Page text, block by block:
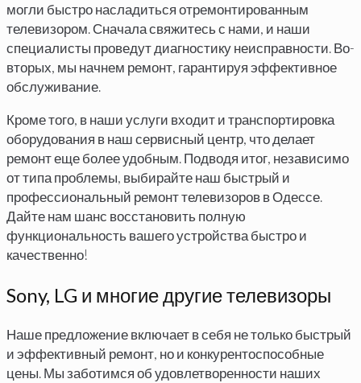
могли быстро насладиться отремонтированным
телевизором. Сначала свяжитесь с нами, и наши
специалисты проведут диагностику неисправности. Во-
вторых, мы начнем ремонт, гарантируя эффективное
обслуживание.
Кроме того, в наши услуги входит и транспортировка
оборудования в наш сервисный центр, что делает
ремонт еще более удобным. Подводя итог, независимо
от типа проблемы, выбирайте наш быстрый и
профессиональный ремонт телевизоров в Одессе.
Дайте нам шанс восстановить полную
функциональность вашего устройства быстро и
качественно!
Sony, LG и многие другие телевизоры
Наше предложение включает в себя не только быстрый
и эффективный ремонт, но и конкурентоспособные
цены. Мы заботимся об удовлетворенности наших